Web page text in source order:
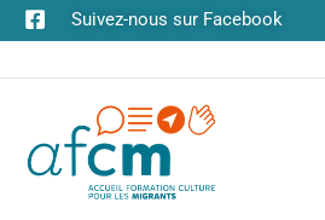
Suivez-nous sur Facebook